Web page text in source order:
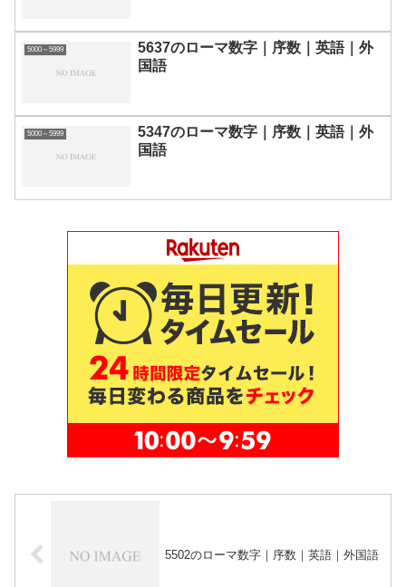
5000～5999
5637のローマ数字｜序数｜英語｜外
国語
5000～5999
5347のローマ数字｜序数｜英語｜外
国語
5502のローマ数字｜序数｜英語｜外国語